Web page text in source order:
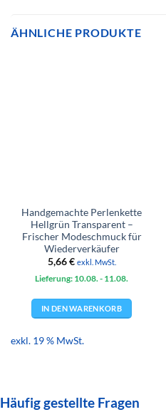
ÄHNLICHE PRODUKTE
Handgemachte Perlenkette
Hellgrün Transparent –
Frischer Modeschmuck für
Wiederverkäufer
5,66€ exkl. MwSt.
Lieferung: 10.08. - 11.08.
IN DEN WARENKORB
exkl. 19 % MwSt.
Häufig gestellte Fragen